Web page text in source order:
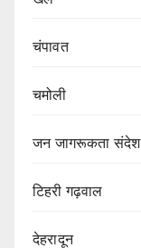
चंपावत
चमोली
जन जागरूकता संदेश
टिहरी गढ़वाल
देहरादून